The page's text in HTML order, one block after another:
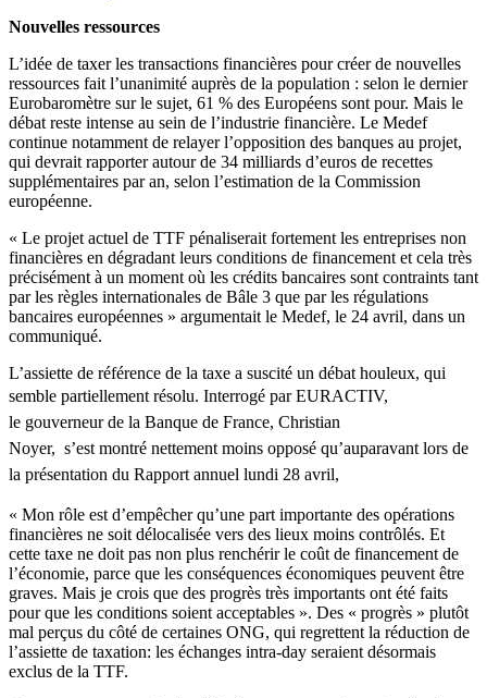
Nouvelles ressources
L’idée de taxer les transactions financières pour créer de nouvelles
ressources fait l’unanimité auprès de la population : selon le dernier
Eurobaromètre sur le sujet, 61 % des Européens sont pour. Mais le
débat reste intense au sein de l’industrie financière. Le Medef
continue notamment de relayer l’opposition des banques au projet,
qui devrait rapporter autour de 34 milliards d’euros de recettes
supplémentaires par an, selon l’estimation de la Commission
européenne.
« Le projet actuel de TTF pénaliserait fortement les entreprises non
financières en dégradant leurs conditions de financement et cela très
précisément à un moment où les crédits bancaires sont contraints tant
par les règles internationales de Bâle 3 que par les régulations
bancaires européennes » argumentait le Medef, le 24 avril, dans un
communiqué.
L’assiette de référence de la taxe a suscité un débat houleux, qui
semble partiellement résolu. Interrogé par EURACTIV,
le gouverneur de la Banque de France, Christian
Noyer, s’est montré nettement moins opposé qu’auparavant lors de
la présentation du Rapport annuel lundi 28 avril,
« Mon rôle est d’empêcher qu’une part importante des opérations
financières ne soit délocalisée vers des lieux moins contrôlés. Et
cette taxe ne doit pas non plus renchérir le coût de financement de
l’économie, parce que les conséquences économiques peuvent être
graves. Mais je crois que des progrès très importants ont été faits
pour que les conditions soient acceptables ». Des « progrès » plutôt
mal perçus du côté de certaines ONG, qui regrettent la réduction de
l’assiette de taxation: les échanges intra-day seraient désormais
exclus de la TTF.